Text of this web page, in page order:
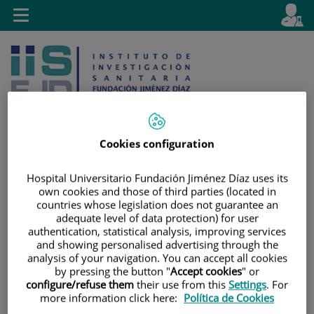
Jump to content
Language
Active
en
Search
Toggle
navigation
Cookies configuration
Hospital Universitario Fundación Jiménez Díaz uses its
own cookies and those of third parties (located in
countries whose legislation does not guarantee an
adequate level of data protection) for user
authentication, statistical analysis, improving services
and showing personalised advertising through the
analysis of your navigation. You can accept all cookies
by pressing the button "Accept cookies" or
configure/refuse them their use from this Settings. For
more information click here: Política de Cookies